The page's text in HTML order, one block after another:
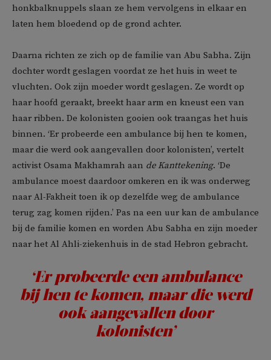
honkbalknuppels slaan ze hem vervolgens in elkaar en
laten hem bloedend op de grond achter.
Daarna richten ze zich op de familie van Abu Sabha. Zijn
dochter wordt geslagen voordat ze het huis in weet te
vluchten. Ook zijn moeder wordt geslagen. Ze wordt op
haar hoofd geraakt, breekt haar arm en kneust een van
haar ribben. De kolonisten gooien ook traangas het huis
binnen. ‘Er probeerde een ambulance bij hen te komen,
maar die werd ook aangevallen door kolonisten’, vertelt
activist Osama Makhamrah aan de Kanttekening. ‘De
ambulance moest daardoor omkeren en ik was onderweg
naar Al-Fakheit toen ik op dezelfde weg de ambulance
terug zag komen rijden.’ Pas na een uur kan de ambulance
bij de familie komen en worden Abu Sabha en zijn moeder
naar het Al Ahli-ziekenhuis in de stad Hebron gebracht.
‘Er probeerde een ambulance
bij hen te komen, maar die werd
ook aangevallen door
kolonisten’